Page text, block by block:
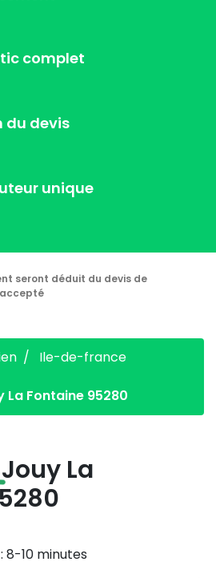
complet
du devis
unique
seront déduit du devis de
Ile-de-france
La Fontaine 95280
Jouy La
10 minutes